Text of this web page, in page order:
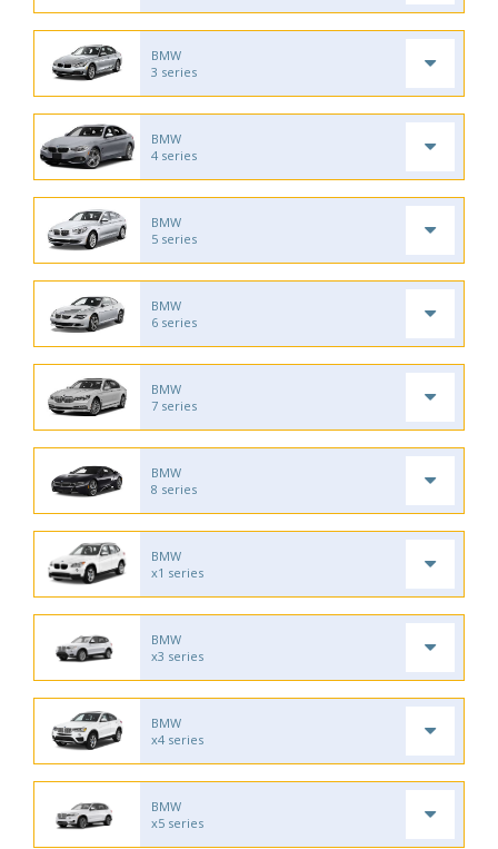
BMW
3 series
BMW
4 series
BMW
5 series
BMW
6 series
BMW
7 series
BMW
8 series
BMW
x1 series
BMW
x3 series
BMW
x4 series
BMW
x5 series